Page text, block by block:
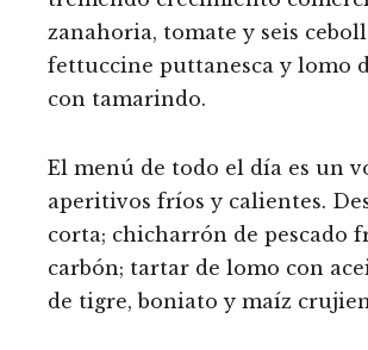
zanahoria, tomate y seis
fettuccine puttanesca y lomo
con tamarindo.
El menú de todo el día es un
aperitivos fríos y calientes.
corta; chicharrón de pescado
carbón; tartar de lomo con
de tigre, boniato y maíz